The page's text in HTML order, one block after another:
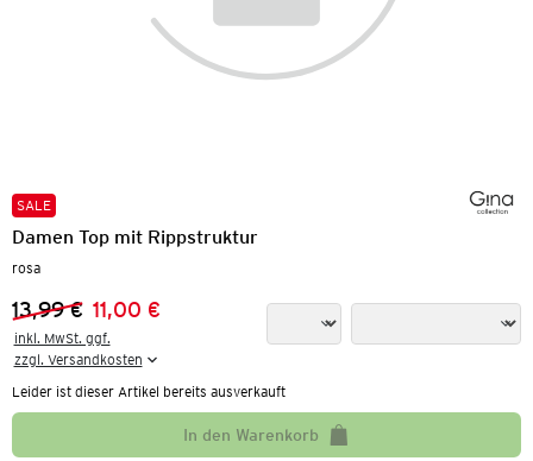
SALE
Damen Top mit Rippstruktur
rosa
Vorheriger Preis:
13,99 €
Neuer Preis:
11,00 €
inkl. MwSt. ggf.
zzgl. Versandkosten
Leider ist dieser Artikel bereits ausverkauft
In den Warenkorb